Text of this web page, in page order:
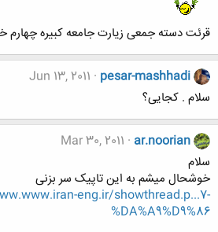
قرئت دسته جمعی زیارت جامعه کبیره چهارم
pesar-mashhadi
Jun 13, 2011
سلام . کجایی؟
ar.noorian
Mar 30, 2011
سلام
خوشحال میشم به این تاپیک سر بزنی
eng.ir/showthread.p...7-
%DA%A9%D9%86